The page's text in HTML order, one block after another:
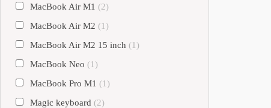
MacBook Air M1 (2)
MacBook Air M2 (1)
MacBook Air M2 15 inch (1)
MacBook Neo (1)
MacBook Pro M1 (1)
Magic keyboard (2)